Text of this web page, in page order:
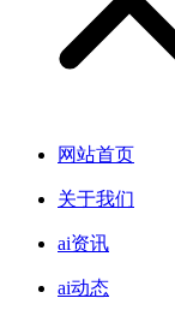
网站首页
关于我们
ai资讯
ai动态